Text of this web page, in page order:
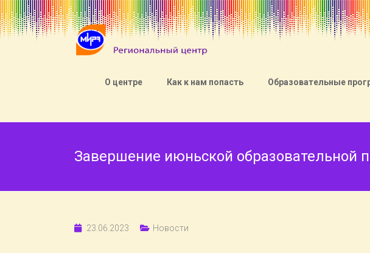
О центре Как к нам попасть Образовательные
Завершение июньской образовательной
23.06.2023 Новости